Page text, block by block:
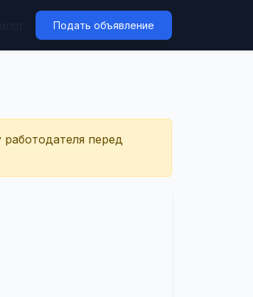
Подать объявление
перед